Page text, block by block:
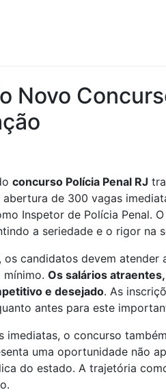
Novo
concurso Polícia Penal RJ
abertura de 300 vagas
Inspetor de Polícia Penal.
a seriedade e o rigor na
os candidatos devem
mínimo. Os salários
e desejado. As
antes para este
imediatas, o concurso
uma oportunidade não
do estado. A trajetória